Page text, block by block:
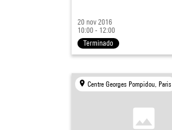
20 nov 2016
10:00 - 12:00
Terminado
Centre Georges Pompidou, Paris